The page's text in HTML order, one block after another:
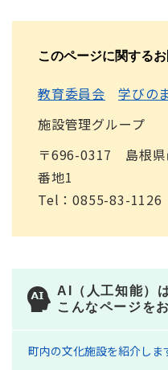
このページに関する
教育委員会
学びの
施設管理グループ
〒696-0317 島根県
番地1
Tel：0855-83-1126
AI（人工知能）
こんなページを
町内の文化施設を紹介しま